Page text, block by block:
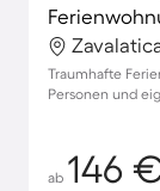
Traumhafte
Personen und
ab 146